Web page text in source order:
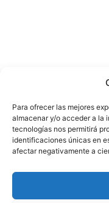
Para ofrecer las mejores
almacenar y/o acceder a la
tecnologías nos permitirá
identificaciones únicas en
afectar negativamente a